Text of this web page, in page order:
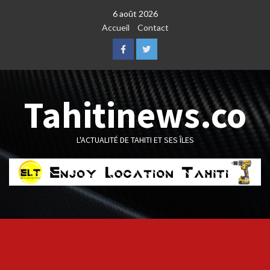
6 août 2026
Accueil
Contact
FacebookTwitter
Tahitinews.co
L'ACTUALITÉ DE TAHITI ET SES ÎLES